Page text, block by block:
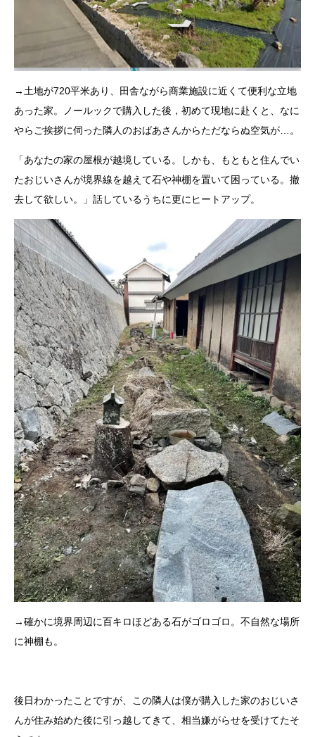
→土地が720平米あり、田舎ながら商業施設に近くて便利な立地
あった家。ノールックで購入した後，初めて現地に赴くと、なに
やらご挨拶に伺った隣人のおばあさんからただならぬ空気が…。
「あなたの家の屋根が越境している。しかも、もともと住んでい
たおじいさんが境界線を越えて石や神棚を置いて困っている。撤
去して欲しい。」話しているうちに更にヒートアップ。
→確かに境界周辺に百キロほどある石がゴロゴロ。不自然な場所
に神棚も。
後日わかったことですが、この隣人は僕が購入した家のおじいさ
んが住み始めた後に引っ越してきて、相当嫌がらせを受けてたそ